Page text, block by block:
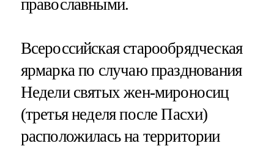
православными.
Всероссийская старообрядческая
ярмарка по случаю празднования
Недели святых жен-мироносиц
(третья неделя после Пасхи)
расположилась на территории